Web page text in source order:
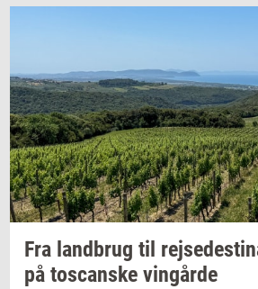
Fra land­brug til
på toscan­ske vin­går­de